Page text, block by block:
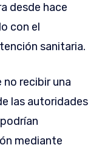
desde hace
con el
sanitaria.
recibir una
las autoridades
mediante